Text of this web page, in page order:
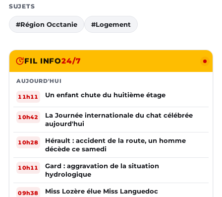
SUJETS
#Région Occtanie #Logement
FIL INFO24/7
AUJOURD'HUI
11h11 Un enfant chute du huitième étage
10h42
La Journée internationale du chat célébrée
aujourd'hui
10h28
Hérault : accident de la route, un homme
décède ce samedi
10h11
Gard : aggravation de la situation
hydrologique
09h38 Miss Lozère élue Miss Languedoc